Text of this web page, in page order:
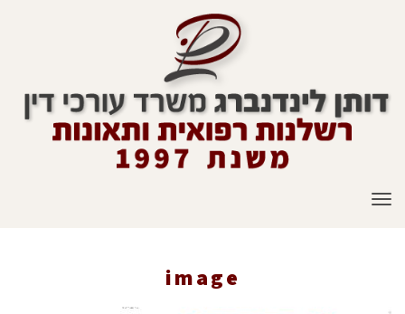
תפריט
תאונת דרכים קלה עוררה תסמונת קשה אצל חיילת
image